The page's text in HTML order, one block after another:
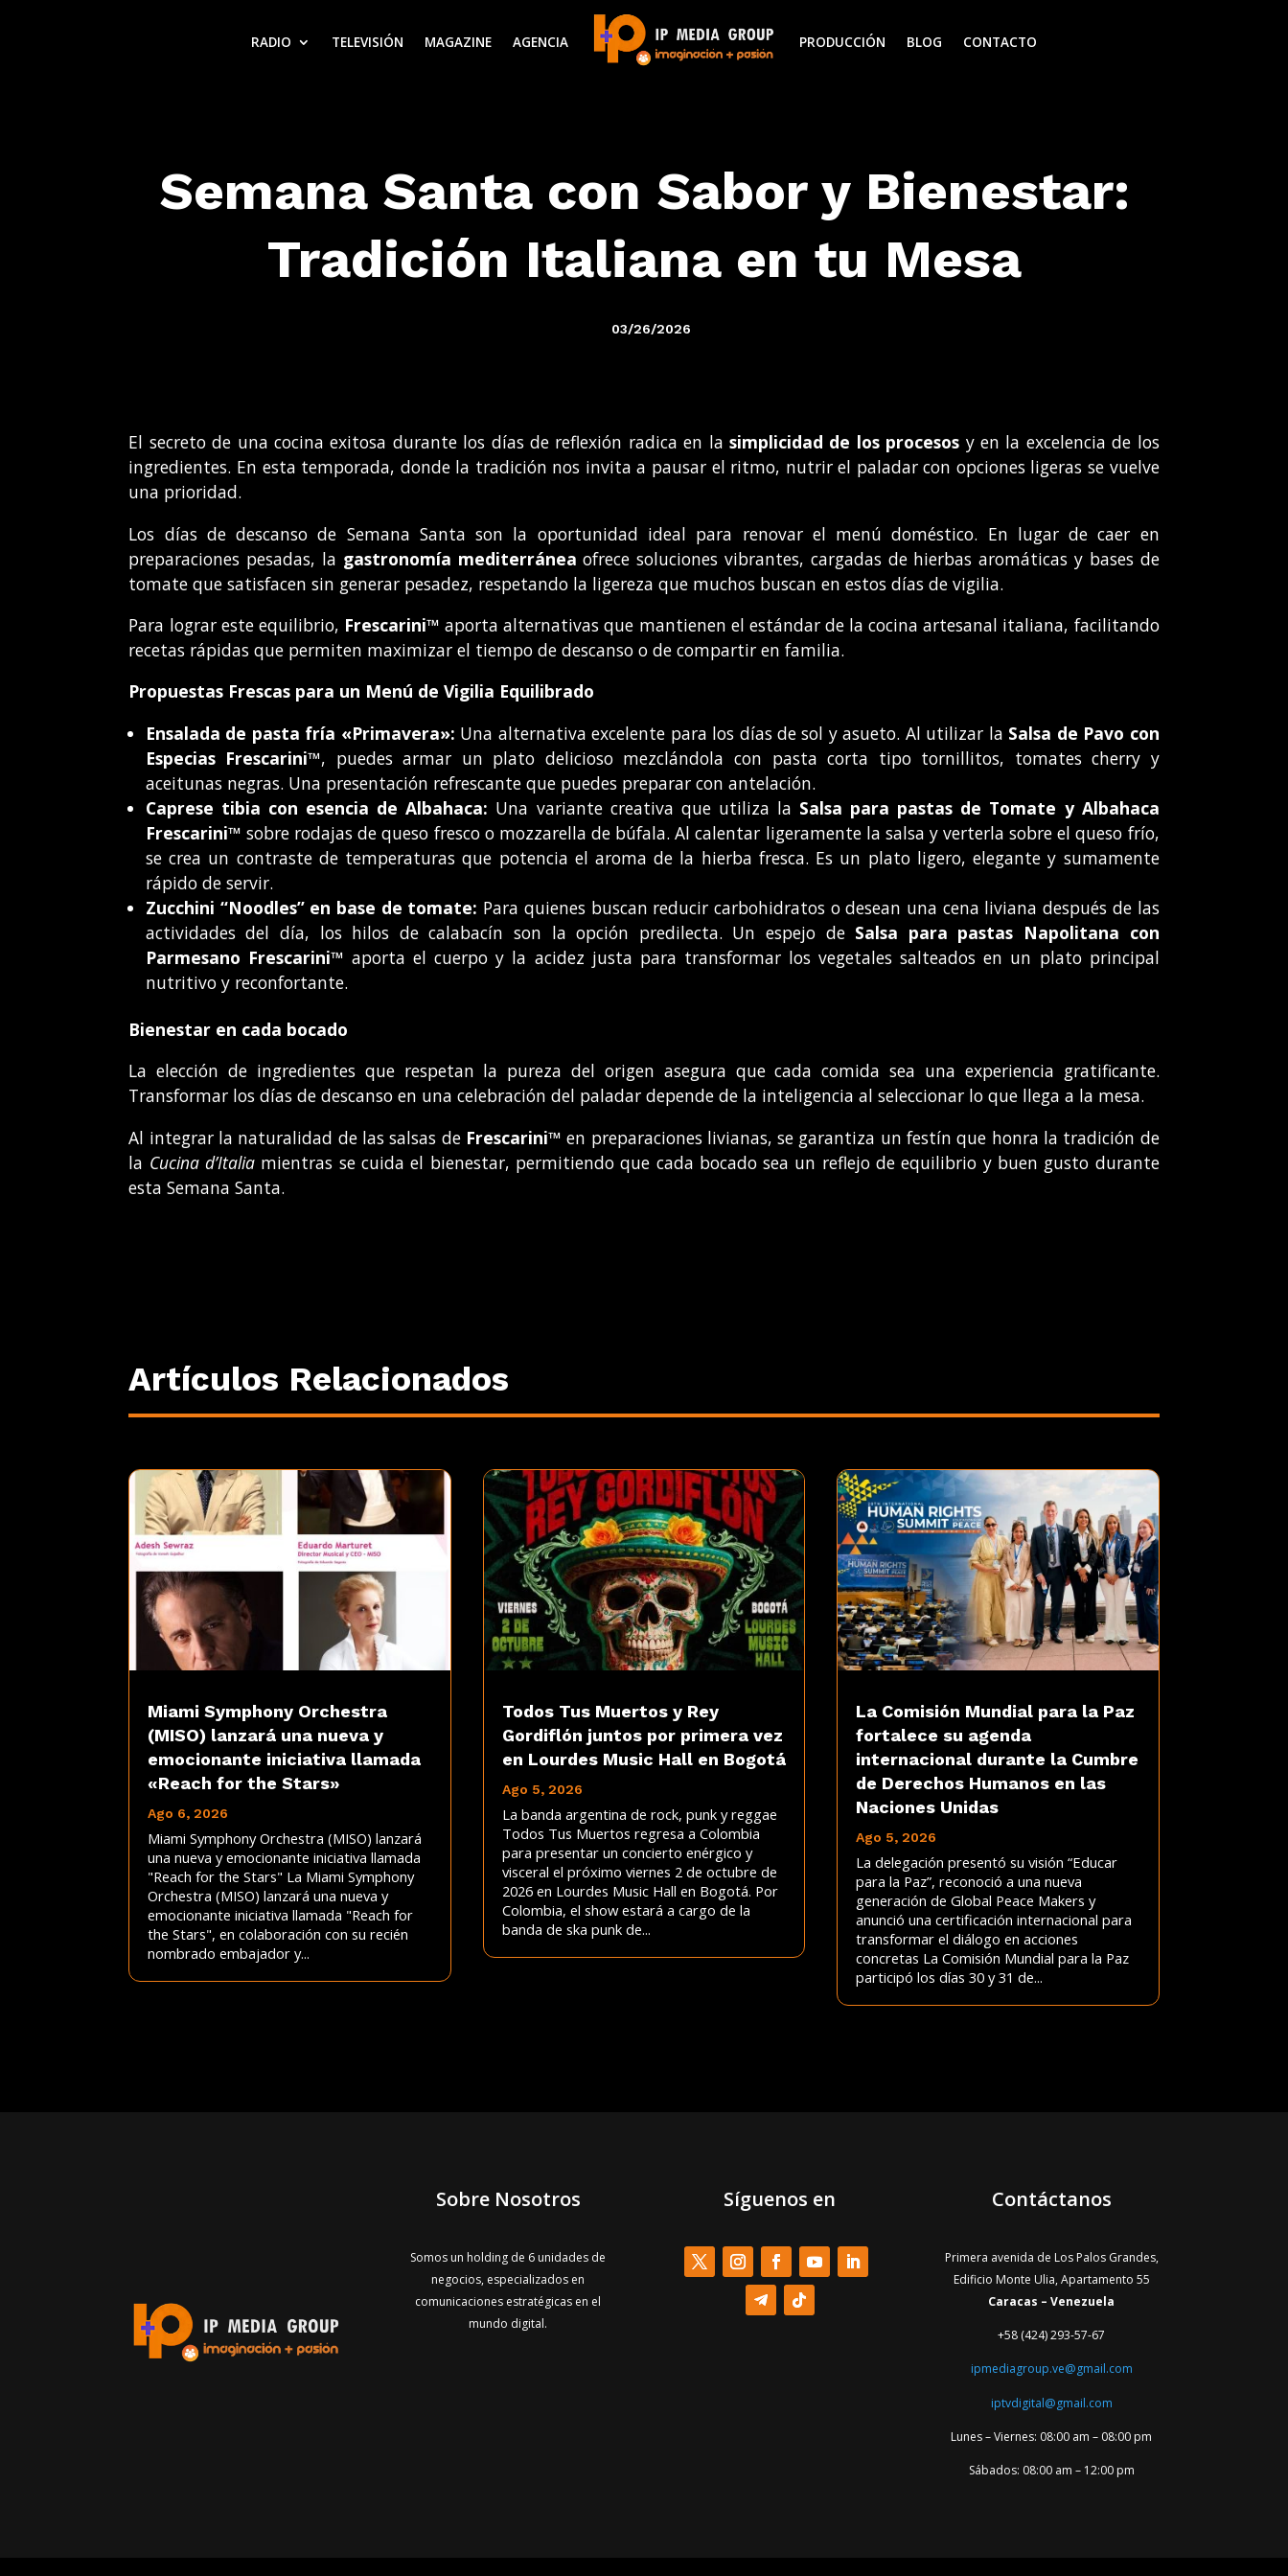
RADIO TELEVISIÓN MAGAZINE AGENCIA PRODUCCIÓN BLOG CONTACTO
Semana Santa con Sabor y Bienestar:
Tradición Italiana en tu Mesa
03/26/2026
El secreto de una cocina exitosa durante los días de reflexión radica en la simplicidad de los procesos y en la excelencia de los
ingredientes. En esta temporada, donde la tradición nos invita a pausar el ritmo, nutrir el paladar con opciones ligeras se vuelve
una prioridad.
Los días de descanso de Semana Santa son la oportunidad ideal para renovar el menú doméstico. En lugar de caer en
preparaciones pesadas, la gastronomía mediterránea ofrece soluciones vibrantes, cargadas de hierbas aromáticas y bases de
tomate que satisfacen sin generar pesadez, respetando la ligereza que muchos buscan en estos días de vigilia.
Para lograr este equilibrio, Frescarini™ aporta alternativas que mantienen el estándar de la cocina artesanal italiana, facilitando
recetas rápidas que permiten maximizar el tiempo de descanso o de compartir en familia.
Propuestas Frescas para un Menú de Vigilia Equilibrado
Ensalada de pasta fría «Primavera»: Una alternativa excelente para los días de sol y asueto. Al utilizar la Salsa de Pavo con
Especias Frescarini™, puedes armar un plato delicioso mezclándola con pasta corta tipo tornillitos, tomates cherry y
aceitunas negras. Una presentación refrescante que puedes preparar con antelación.
Caprese tibia con esencia de Albahaca: Una variante creativa que utiliza la Salsa para pastas de Tomate y Albahaca
Frescarini™ sobre rodajas de queso fresco o mozzarella de búfala. Al calentar ligeramente la salsa y verterla sobre el queso frío,
se crea un contraste de temperaturas que potencia el aroma de la hierba fresca. Es un plato ligero, elegante y sumamente
rápido de servir.
Zucchini “Noodles” en base de tomate: Para quienes buscan reducir carbohidratos o desean una cena liviana después de las
actividades del día, los hilos de calabacín son la opción predilecta. Un espejo de Salsa para pastas Napolitana con
Parmesano Frescarini™ aporta el cuerpo y la acidez justa para transformar los vegetales salteados en un plato principal
nutritivo y reconfortante.
Bienestar en cada bocado
La elección de ingredientes que respetan la pureza del origen asegura que cada comida sea una experiencia gratificante.
Transformar los días de descanso en una celebración del paladar depende de la inteligencia al seleccionar lo que llega a la mesa.
Al integrar la naturalidad de las salsas de Frescarini™ en preparaciones livianas, se garantiza un festín que honra la tradición de
la Cucina d’Italia mientras se cuida el bienestar, permitiendo que cada bocado sea un reflejo de equilibrio y buen gusto durante
esta Semana Santa.
Artículos Relacionados
Miami Symphony Orchestra
(MISO) lanzará una nueva y
emocionante iniciativa llamada
«Reach for the Stars»
Ago 6, 2026
Miami Symphony Orchestra (MISO) lanzará
una nueva y emocionante iniciativa llamada
"Reach for the Stars" La Miami Symphony
Orchestra (MISO) lanzará una nueva y
emocionante iniciativa llamada "Reach for
the Stars", en colaboración con su recién
nombrado embajador y...
Todos Tus Muertos y Rey
Gordiflón juntos por primera vez
en Lourdes Music Hall en Bogotá
Ago 5, 2026
La banda argentina de rock, punk y reggae
Todos Tus Muertos regresa a Colombia
para presentar un concierto enérgico y
visceral el próximo viernes 2 de octubre de
2026 en Lourdes Music Hall en Bogotá. Por
Colombia, el show estará a cargo de la
banda de ska punk de...
La Comisión Mundial para la Paz
fortalece su agenda
internacional durante la Cumbre
de Derechos Humanos en las
Naciones Unidas
Ago 5, 2026
La delegación presentó su visión “Educar
para la Paz”, reconoció a una nueva
generación de Global Peace Makers y
anunció una certificación internacional para
transformar el diálogo en acciones
concretas La Comisión Mundial para la Paz
participó los días 30 y 31 de...
Sobre Nosotros
Somos un holding de 6 unidades de
negocios, especializados en
comunicaciones estratégicas en el
mundo digital.
Síguenos en Contáctanos
Primera avenida de Los Palos Grandes,
Edificio Monte Ulia, Apartamento 55
Caracas – Venezuela
+58 (424) 293-57-67
ipmediagroup.ve@gmail.com
iptvdigital@gmail.com
Lunes – Viernes: 08:00 am – 08:00 pm
Sábados: 08:00 am – 12:00 pm